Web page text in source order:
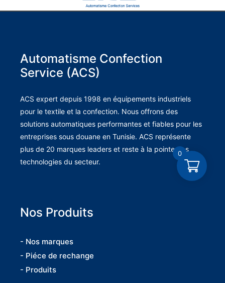
Automatisme Confection
Service (ACS)
ACS expert depuis 1998 en équipements industriels
pour le textile et la confection. Nous offrons des
solutions automatiques performantes et fiables pour les
entreprises sous douane en Tunisie. ACS représente
plus de 20 marques leaders et reste à la pointe des
technologies du secteur.
Nos Produits
- Nos marques
- Piéce de rechange
- Produits
0